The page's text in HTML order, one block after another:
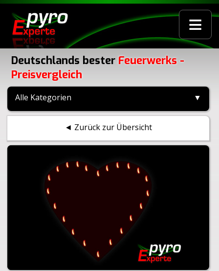
≡
Deutschlands bester Feuerwerks -
Preisvergleich
Alle Kategorien ▼
◄ Zurück zur Übersicht